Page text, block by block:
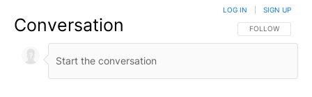
Conversation FOLLOW THIS
FOLLOW
LOG IN SIGN UP